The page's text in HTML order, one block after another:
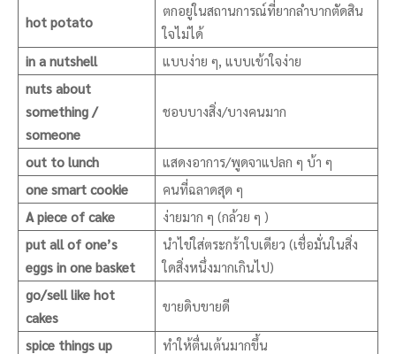
hot potato
ตกอยู่ในสถานการณ์ที่ยากลำบากตัดสิน
ใจไม่ได้
in a nutshell
แบบง่าย ๆ, แบบเข้าใจง่าย
nuts about
something /
someone
ชอบบางสิ่ง/บางคนมาก
out to lunch
แสดงอาการ/พูดจาแปลก ๆ บ้า ๆ
one smart cookie
คนที่ฉลาดสุด ๆ
A piece of cake
ง่ายมาก ๆ (กล้วย ๆ )
put all of one’s
eggs in one basket
นำไข่ใส่ตระกร้าใบเดียว (เชื่อมั่นในสิ่ง
ใดสิ่งหนึ่งมากเกินไป)
go/sell like hot
cakes
ขายดิบขายดี
spice things up
ทำให้ตื่นเต้นมากขึ้น